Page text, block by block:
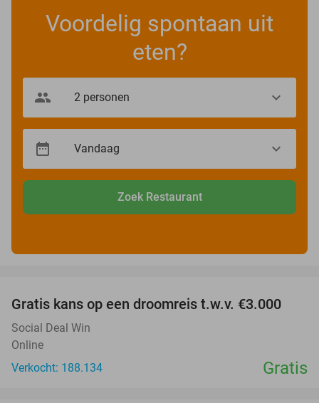
Voordelig spontaan uit
eten?
Zoek Restaurant
Gratis kans op een droomreis t.w.v. €3.000
Social Deal Win
Online
Verkocht: 188.134
Gratis